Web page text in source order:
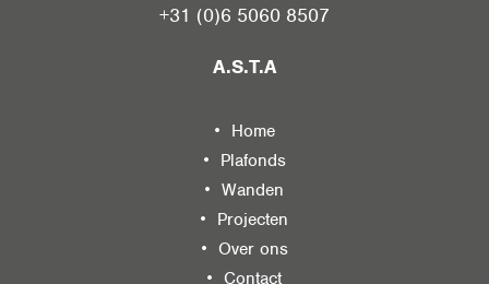
+31 (0)6 5060 8507
A.S.T.A
Home
Plafonds
Wanden
Projecten
Over ons
Contact